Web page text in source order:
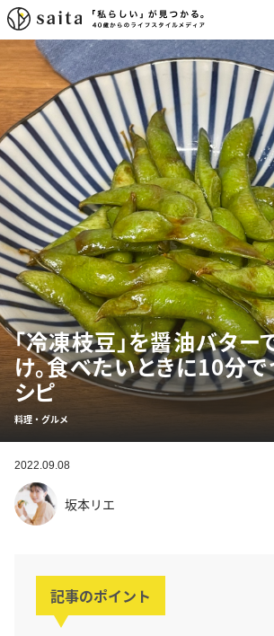
「冷凍枝豆」を醤油バター
け。食べたいときに10分で
シピ
料理・グルメ
2022.09.08
坂本リエ
記事のポイント